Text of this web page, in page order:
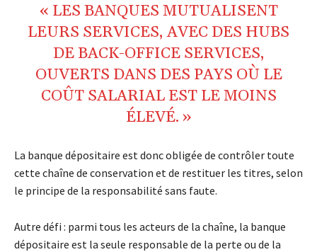
« LES BANQUES MUTUALISENT
LEURS SERVICES, AVEC DES HUBS
DE BACK-OFFICE SERVICES,
OUVERTS DANS DES PAYS OÙ LE
COÛT SALARIAL EST LE MOINS
ÉLEVÉ. »
La banque dépositaire est donc obligée de contrôler toute
cette chaîne de conservation et de restituer les titres, selon
le principe de la responsabilité sans faute.
Autre défi : parmi tous les acteurs de la chaîne, la banque
dépositaire est la seule responsable de la perte ou de la